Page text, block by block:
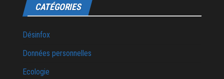
CATÉGORIES
Désinfox
Données personnelles
Ecologie